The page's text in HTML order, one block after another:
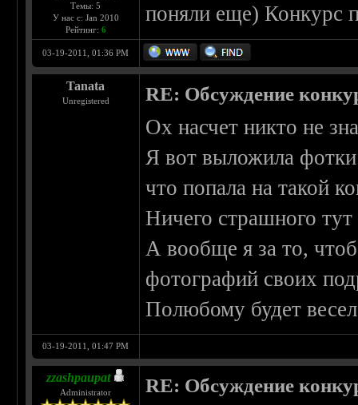
Темы: 5
У нас с: Jan 2010
Рейтинг: 6
поняли еще) Конкурс
03-19-2011, 01:36 PM
Tanata
Unregistered RE: Обсуждение
Ох насчет никто не
Я вот выложила фотки
что попала на такой
Ничего страшного тут
А вообще я за то,
фотографий своих
Полюбому будет
03-19-2011, 01:47 PM
zzashpaupat
Administrator RE: Обсуждение